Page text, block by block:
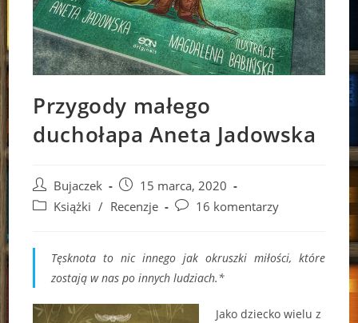
Przygody małego
duchołapa Aneta Jadowska
Post
author:
Bujaczek
Post
published:
15 marca, 2020
PostKsiążki / Recenzje
Post16 komentarzy
Tęsknota to nic innego jak okruszki miłości, które
zostają w nas po innych ludziach.*
Jako dziecko wielu z